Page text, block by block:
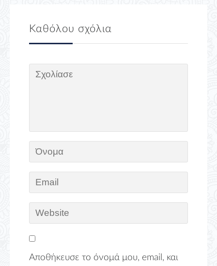
Καθόλου σχόλια
Αποθήκευσε το όνομά μου, email, και